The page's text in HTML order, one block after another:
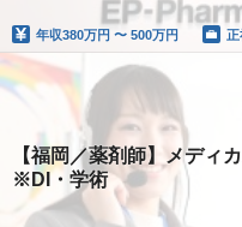
年収380万円 〜 500万円 正
【福岡／薬剤師】メデ
※DI・学術